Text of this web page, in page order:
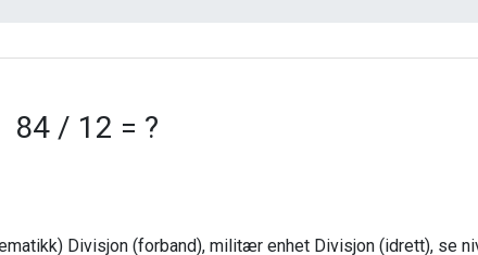
84 / 12 = ?
Divisjon (forband), militær enhet Divisjon (idrett), se